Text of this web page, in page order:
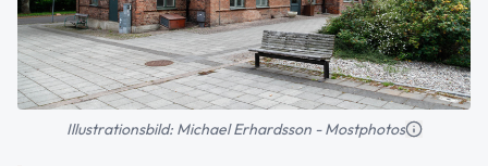
Illustrationsbild: Michael Erhardsson - Mostphotos